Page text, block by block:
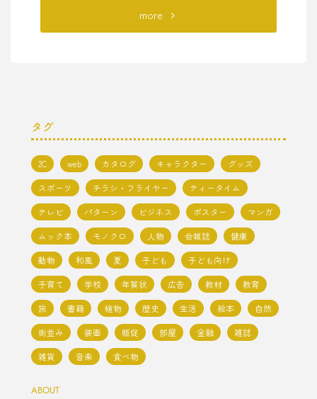
more"『お
な
大
人
の
な
で
し
タグ
2C web カタログ キャラクター
グッズ
スポーツ
チラシ・フライヤー
ティータイム
テレビ
パターン ビジネス ポスター
マンガ
ムック本
モノクロ 人物 会報誌
健康
動物
和風 夏 子ども
子ども向け
子育て
学校 年賀状 広告 教材
教育
旅
書籍 植物 歴史 生活 絵本
自然
街並み
装画 販促 部屋 金融
雑誌
雑貨
音楽 食べ物
ABOUT